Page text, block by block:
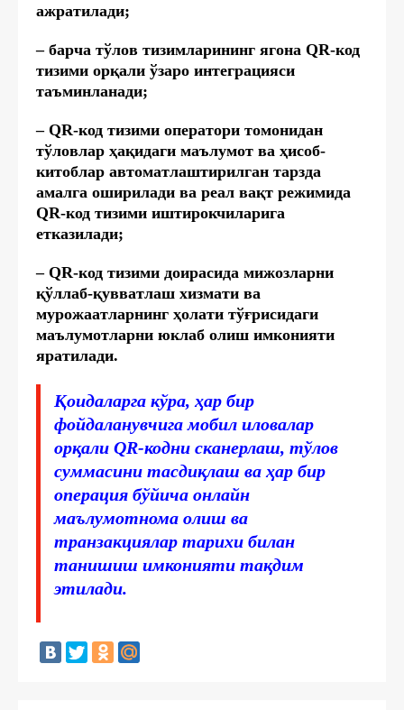
ажратилади;
– барча тўлов тизимларининг ягона QR-код
тизими орқали ўзаро интеграцияси
таъминланади;
– QR-код тизими оператори томонидан
тўловлар ҳақидаги маълумот ва ҳисоб-
китоблар автоматлаштирилган тарзда
амалга оширилади ва реал вақт режимида
QR-код тизими иштирокчиларига
етказилади;
– QR-код тизими доирасида мижозларни
қўллаб-қувватлаш хизмати ва
мурожаатларнинг ҳолати тўғрисидаги
маълумотларни юклаб олиш имконияти
яратилади.
Қоидаларга кўра, ҳар бир
фойдаланувчига мобил иловалар
орқали QR-кодни сканерлаш, тўлов
суммасини тасдиқлаш ва ҳар бир
операция бўйича онлайн
маълумотнома олиш ва
транзакциялар тарихи билан
танишиш имконияти тақдим
этилади.